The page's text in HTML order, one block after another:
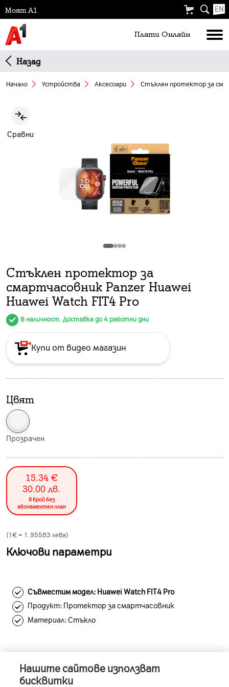
Моят А1 EN
Плати Oнлайн
Назад
Начало Устройства Аксесоари Стъклен протeктор за
Сравни
Стъклен протeктор за
смартчасовник Panzer Huawei
Huawei Watch FIT4 Pro
В наличност. Доставка до 4 работни дни
Купи от видео магазин
Цвят
Прозрачен
15.34 €
30.00 лв.
в брой без
абонаментен план
(1€ = 1.95583 лева)
Ключови параметри
Съвместим модел: Huawei Watch FIT4 Pro
Продукт: Протектор за смартчасовник
Материал: Стъкло
Информация за устройството
Нашите сайтове използват
бисквитки